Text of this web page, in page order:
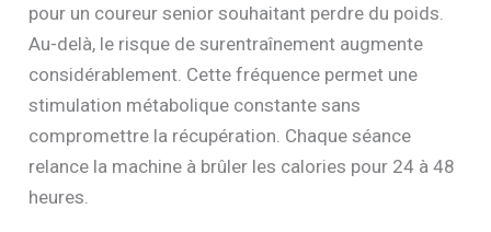
pour un coureur senior souhaitant perdre du poids.
Au-delà, le risque de surentraînement augmente
considérablement. Cette fréquence permet une
stimulation métabolique constante sans
compromettre la récupération. Chaque séance
relance la machine à brûler les calories pour 24 à 48
heures.